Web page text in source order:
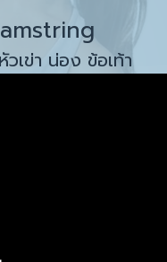
เข่า น่อง ข้อเท้า